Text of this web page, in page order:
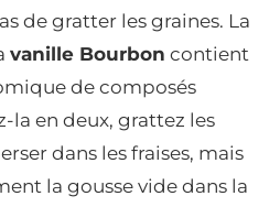
de gratter les graines. La
vanille Bourbon contient
de composés
la en deux, grattez les
dans les fraises, mais
la gousse vide dans la